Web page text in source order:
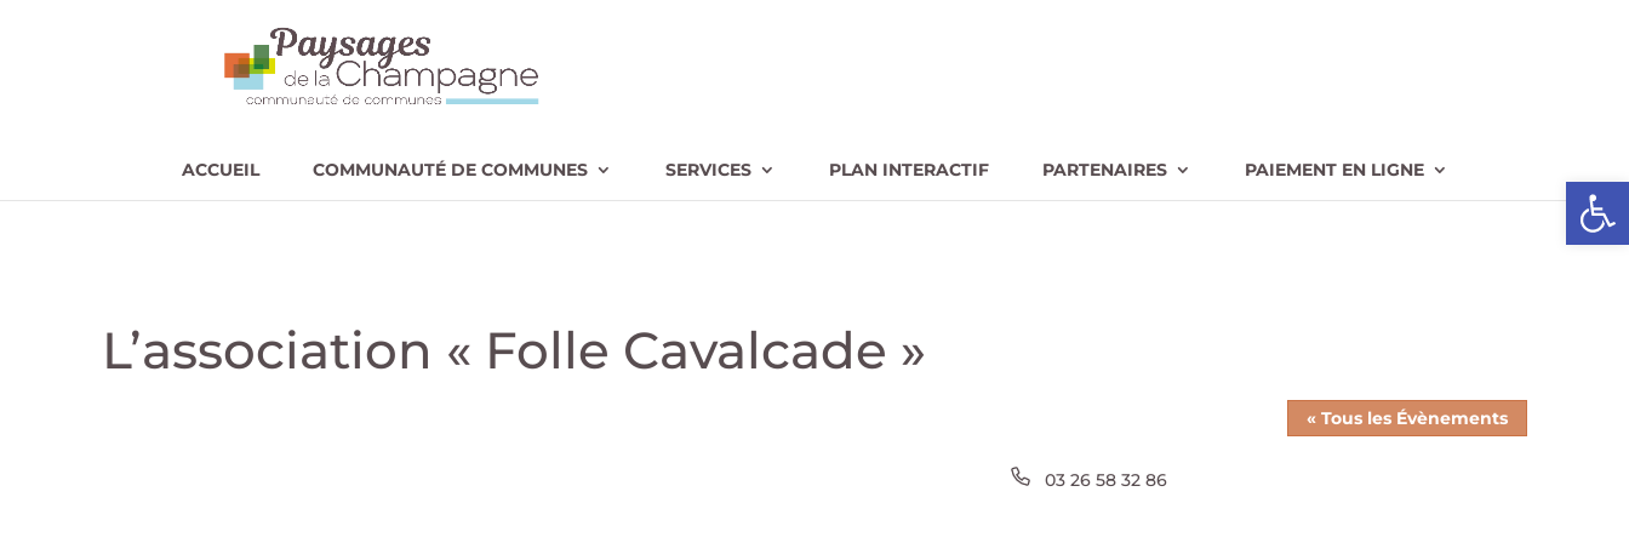
Ouvrir
ACCUEIL COMMUNAUTÉ DE COMMUNES SERVICES PLAN INTERACTIF PARTENAIRES PAIEMENT EN LIGNE
L’association « Folle Cavalcade »
« Tous les Évènements
Téléphone
03 26 58 32 86